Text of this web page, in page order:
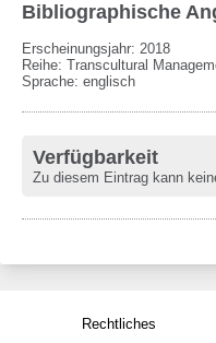
Bibliographische
Erscheinungsjahr: 2018
Reihe: Transcultural
Sprache: englisch
Verfügbarkeit
Zu diesem Eintrag kann
Rechtliches